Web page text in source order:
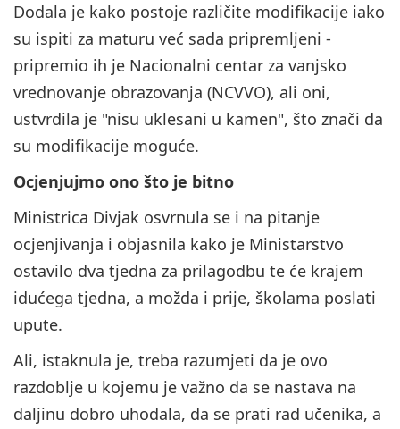
Dodala je kako postoje različite modifikacije iako
su ispiti za maturu već sada pripremljeni -
pripremio ih je Nacionalni centar za vanjsko
vrednovanje obrazovanja (NCVVO), ali oni,
ustvrdila je "nisu uklesani u kamen", što znači da
su modifikacije moguće.
Ocjenjujmo ono što je bitno
Ministrica Divjak osvrnula se i na pitanje
ocjenjivanja i objasnila kako je Ministarstvo
ostavilo dva tjedna za prilagodbu te će krajem
idućega tjedna, a možda i prije, školama poslati
upute.
Ali, istaknula je, treba razumjeti da je ovo
razdoblje u kojemu je važno da se nastava na
daljinu dobro uhodala, da se prati rad učenika, a